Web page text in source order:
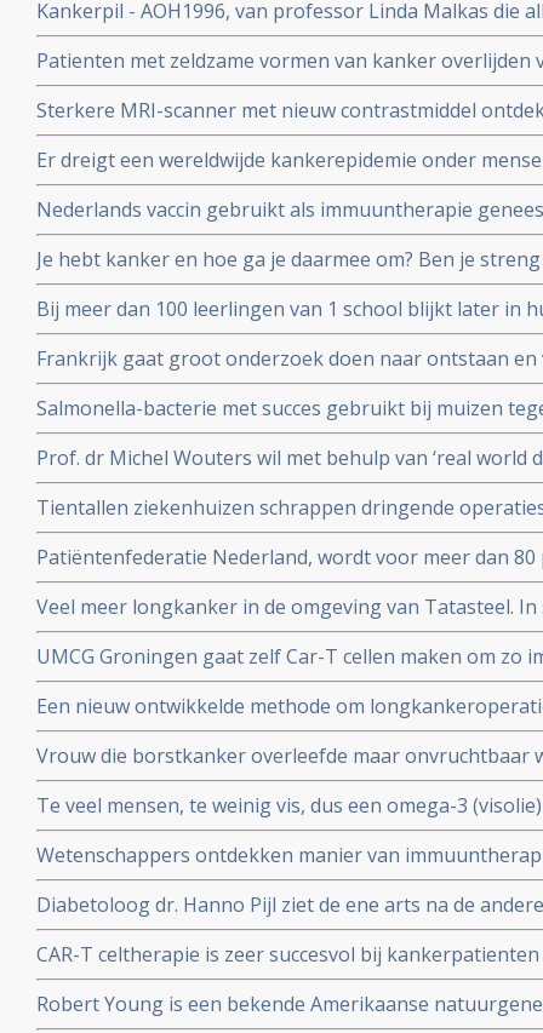
Kankerpil - AOH1996, van professor Linda Malkas die
vernietigen is aan eerste patient gegeven in fase I
Patienten met zeldzame vormen van kanker overlijden
diagnose in vergelijking met veel voorkomende
kunnen vinden van gespecialiseerde behandelcentra
Sterkere MRI-scanner met nieuw contrastmiddel
prostaatkanker in lymfklieren tot op 1 mm
aan Radboud universiteit.
Er dreigt een wereldwijde kankerepidemie onder
aantal darmkankerpatienten stijgt enorm blijkt uit
corona vaccins?
Nederlands vaccin gebruikt als immuuntherapie
osteacarcinoom en honden met blaaskanker reageren
richt op het eiwit vimentine
Je hebt kanker en hoe ga je daarmee om? Ben je
anderen die het moeilijk hebben? Kennislink
Bij meer dan 100 leerlingen van 1 school blijkt later in
van een hersentumor voor te komen. Oorzaak is nog
Frankrijk gaat groot onderzoek doen naar ontstaan
endometriose met een nationaal plan van aanpak.
Salmonella-bacterie met succes gebruikt bij muizen
kankers. Blijkt uit onderzoek aan universiteit van
Prof. dr Michel Wouters wil met behulp van ‘real world
behandelprocessen verbeteren en studieresultaten
Tientallen ziekenhuizen schrappen dringende
operaties voor kankerpatienten en
Patiëntenfederatie Nederland, wordt voor meer dan
ministerie van Volksgezondheid en zorgverzekeraars
over hun onafhankelijkheid.
Veel meer longkanker in de omgeving van Tatasteel.
dan 50 procent meer longkanker voor in vergelijking
UMCG Groningen gaat zelf Car-T cellen maken om zo
cellen sneller en goedkoper te geven aan
Een nieuw ontwikkelde methode om
virtualrealitybril blijkt zeer succesvol. Aldus chirurgen
Vrouw die borstkanker overleefde maar onvruchtbaar
chemotherapie krijgt toch baby door ingevroren eitje
toe te passen.
Te veel mensen, te weinig vis, dus een omega-3
gepubliceerd in Nature
Wetenschappers ontdekken manier van
eiwit MR1 die voor alle vormen van kanker toepasbaar
Diabetoloog dr. Hanno Pijl ziet de ene arts na de
Nationaal gezondheidsplan om welvaartsziekten als
stoppen
CAR-T celtherapie is zeer succesvol bij
op te strenge milieueisen, stellen 4 Nederlandse top
Robert Young is een bekende Amerikaanse